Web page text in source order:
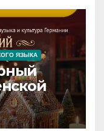
ЯЗЫКА